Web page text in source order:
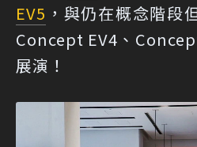
EV5 ，與仍在概念階段
Concept EV4、
展演！